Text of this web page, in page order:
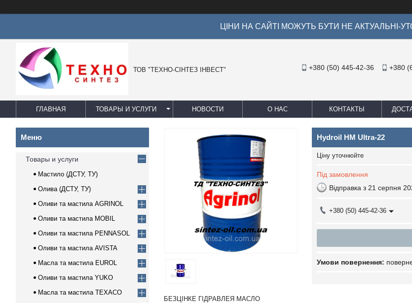
ЦІНИ НА САЙТІ МОЖУТЬ БУТИ НЕ АКТУАЛЬНІ-
ТОВ "ТЕХНО-СІНТЕЗ ІНВЕСТ" +380 (50) 445-42-36 +380
ГЛАВНАЯ ТОВАРЫ И УСЛУГИ НОВОСТИ О НАС КОНТАКТЫ
Hydroil HM Ultra-22
Ціну уточнюйте
Під замовлення
Відправка з 21 серпня
+380 (50) 445-42-36
БЕЗЦІНКЕ ГІДРАВЛЕЯ МАСЛО
Товары и услуги
Мастило (ДСТУ, ТУ)
Олива (ДСТУ, ТУ)
Оливи та мастила AGRINOL
Оливи та мастила MOBIL
Оливи та мастила PENNASOL
Оливи та мастила AVISTA
Масла та мастила EUROL
Оливи та мастила YUKO
Масла та мастила TEXACO